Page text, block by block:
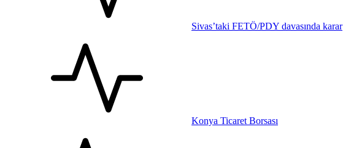
Sivas’taki FETÖ/PDY davasında karar
Konya Ticaret Borsası